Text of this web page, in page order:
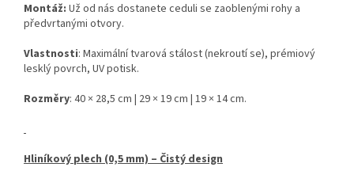
Montáž: Už od nás dostanete ceduli se zaoblenými rohy a
předvrtanými otvory.
Vlastnosti: Maximální tvarová stálost (nekroutí se), prémiový
lesklý povrch, UV potisk.
Rozměry: 40 × 28,5 cm | 29 × 19 cm | 19 × 14 cm.
Hliníkový plech (0,5 mm) – Čistý design